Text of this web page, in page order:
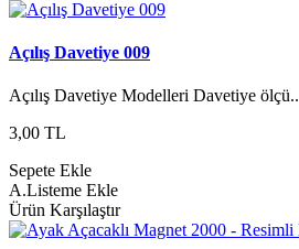
Açılış Davetiye 009
Açılış Davetiye Modelleri Davetiye ölçü..
3,00 TL
Sepete Ekle
A.Listeme Ekle
Ürün Karşılaştır